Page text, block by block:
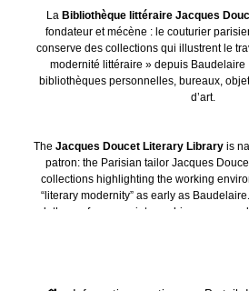
La Bibliothèque littéraire Jacques
fondateur et mécène : le couturier
conserve des collections qui illustrent le
modernité littéraire » depuis Baudelaire
bibliothèques personnelles, bureaux,
d’art.
TheJacques Doucet Literary Library is
patron: the Parisian tailor Jacques
collections highlighting the working
“literary modernity” as early as
plethora of manuscripts, archives,